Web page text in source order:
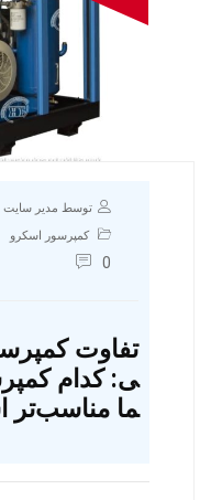
توسط مدیر سایت
کمپرسور اسکرو
0
تفاوت
ی: کدام
ما